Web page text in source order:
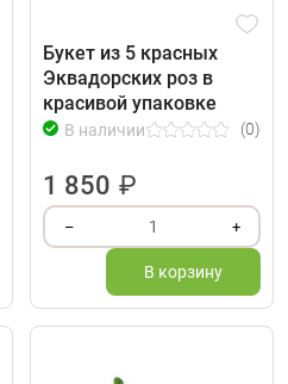
Букет из 5 красных
Эквадорских роз в
красивой упаковке
В наличии (0)
1 850 ₽
– 1 +
В корзину